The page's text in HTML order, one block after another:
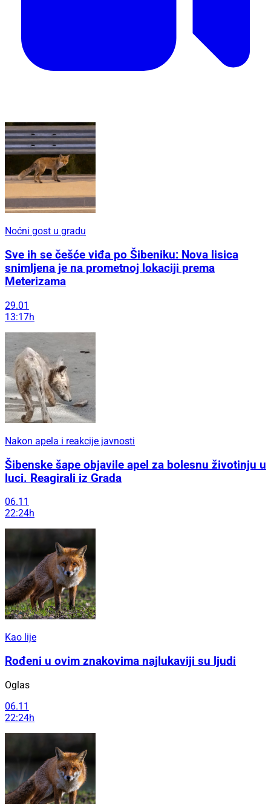
Noćni gost u gradu
Sve ih se češće viđa po Šibeniku: Nova lisica
snimljena je na prometnoj lokaciji prema
Meterizama
29.01
13:17h
Nakon apela i reakcije javnosti
Šibenske šape objavile apel za bolesnu životinju u
luci. Reagirali iz Grada
06.11
22:24h
Kao lije
Rođeni u ovim znakovima najlukaviji su ljudi
Oglas
06.11
22:24h